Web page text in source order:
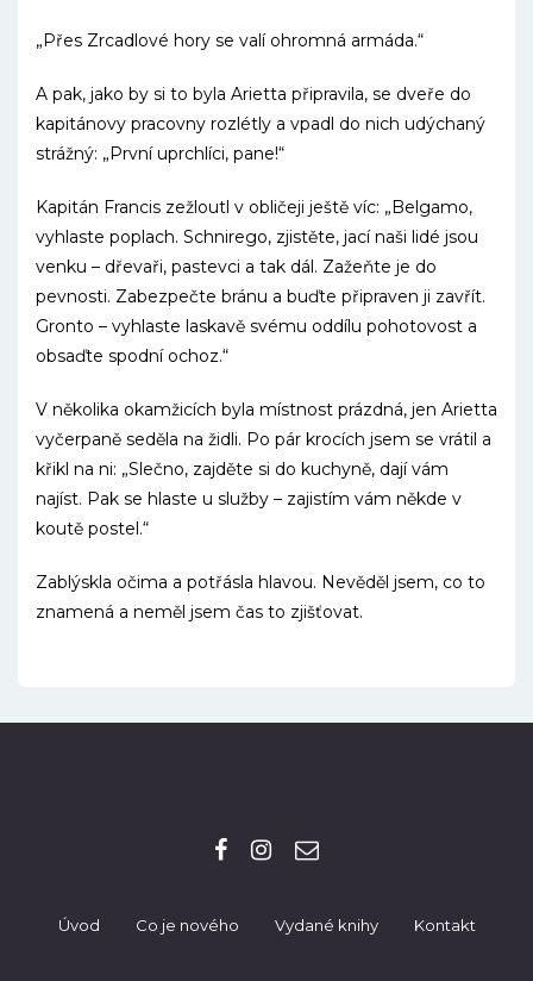
„Přes Zrcadlové hory se valí ohromná armáda.“
A pak, jako by si to byla Arietta připravila, se dveře do
kapitánovy pracovny rozlétly a vpadl do nich udýchaný
strážný: „První uprchlíci, pane!“
Kapitán Francis zežloutl v obličeji ještě víc: „Belgamo,
vyhlaste poplach. Schnirego, zjistěte, jací naši lidé jsou
venku – dřevaři, pastevci a tak dál. Zažeňte je do
pevnosti. Zabezpečte bránu a buďte připraven ji zavřít.
Gronto – vyhlaste laskavě svému oddílu pohotovost a
obsaďte spodní ochoz.“
V několika okamžicích byla místnost prázdná, jen Arietta
vyčerpaně seděla na židli. Po pár krocích jsem se vrátil a
křikl na ni: „Slečno, zajděte si do kuchyně, dají vám
najíst. Pak se hlaste u služby – zajistím vám někde v
koutě postel.“
Zablýskla očima a potřásla hlavou. Nevěděl jsem, co to
znamená a neměl jsem čas to zjišťovat.
Úvod Co je nového Vydané knihy Kontakt